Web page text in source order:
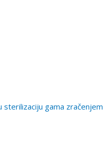
gama zračenjem